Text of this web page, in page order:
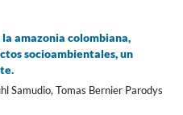
amazonia colombiana,
socioambientales, un
Samudio, Tomas Bernier Parodys